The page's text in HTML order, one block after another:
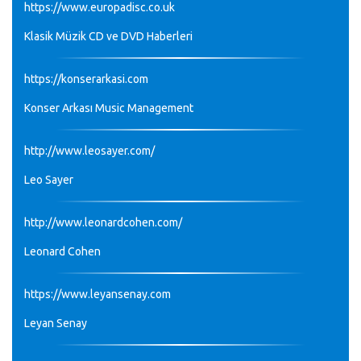
https://www.europadisc.co.uk
Klasik Müzik CD ve DVD Haberleri
https://konserarkasi.com
Konser Arkası Music Management
http://www.leosayer.com/
Leo Sayer
http://www.leonardcohen.com/
Leonard Cohen
https://www.leyansenay.com
Leyan Senay